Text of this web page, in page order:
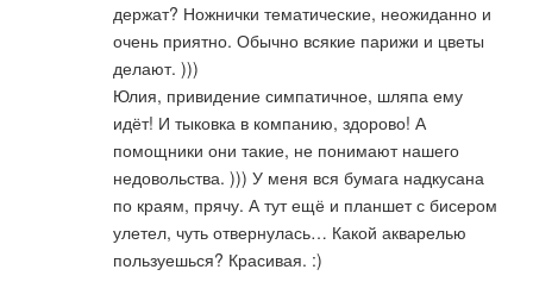
держат? Ножнички тематические, неожиданно и
очень приятно. Обычно всякие парижи и цветы
делают. )))
Юлия, привидение симпатичное, шляпа ему
идёт! И тыковка в компанию, здорово! А
помощники они такие, не понимают нашего
недовольства. ))) У меня вся бумага надкусана
по краям, прячу. А тут ещё и планшет с бисером
улетел, чуть отвернулась… Какой акварелью
пользуешься? Красивая. :)